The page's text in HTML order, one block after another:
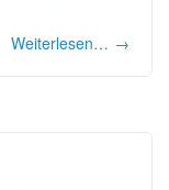
Weiterlesen… →